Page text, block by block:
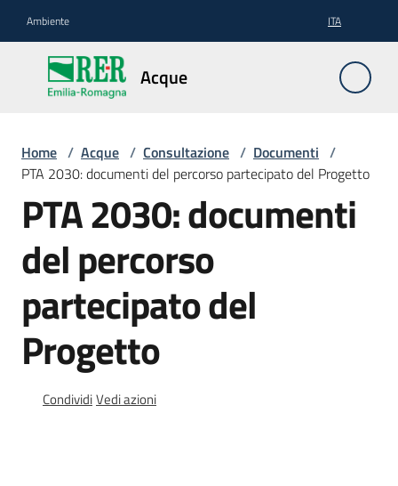
Ambiente ITA
Acque
Acque
Pianificazione
Contratti
fiume
Gestione
Innovazione
Home / Acque / Consultazione / Documenti /
PTA 2030: documenti del percorso partecipato del Progetto
PTA 2030: documenti
del percorso
partecipato del
Progetto
CondividiVedi azioni